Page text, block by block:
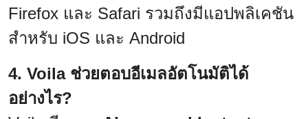
Firefox และ Safari รวมถึงมีแอปพลิเคชัน
สำหรับ iOS และ Android
4. Voila ช่วยตอบอีเมลอัตโนมัติได้
อย่างไร?